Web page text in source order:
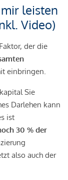
leisten
Video)
der die
einbringen.
Sie
Darlehen kann
ist
30 % der
also auch der